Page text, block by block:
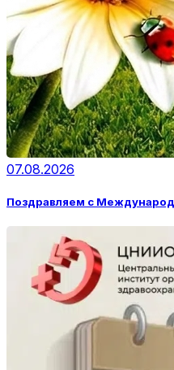
07.08.2026
Поздравляем с